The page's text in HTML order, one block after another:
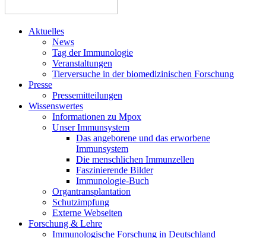
Aktuelles
News
Tag der Immunologie
Veranstaltungen
Tierversuche in der biomedizinischen Forschung
Presse
Pressemitteilungen
Wissenswertes
Informationen zu Mpox
Unser Immunsystem
Das angeborene und das erworbene
Immunsystem
Die menschlichen Immunzellen
Faszinierende Bilder
Immunologie-Buch
Organtransplantation
Schutzimpfung
Externe Webseiten
Forschung & Lehre
Immunologische Forschung in Deutschland